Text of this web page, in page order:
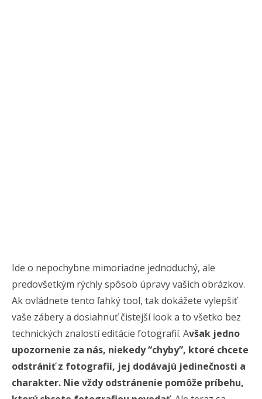
Ide o nepochybne mimoriadne jednoduchý, ale
predovšetkým rýchly spôsob úpravy vašich obrázkov.
Ak ovládnete tento ľahký tool, tak dokážete vylepšiť
vaše zábery a dosiahnuť čistejší look a to všetko bez
technických znalostí editácie fotografií. Avšak jedno
upozornenie za nás, niekedy “chyby”, ktoré chcete
odstrániť z fotografií, jej dodávajú jedinečnosti a
charakter. Nie vždy odstránenie pomôže príbehu,